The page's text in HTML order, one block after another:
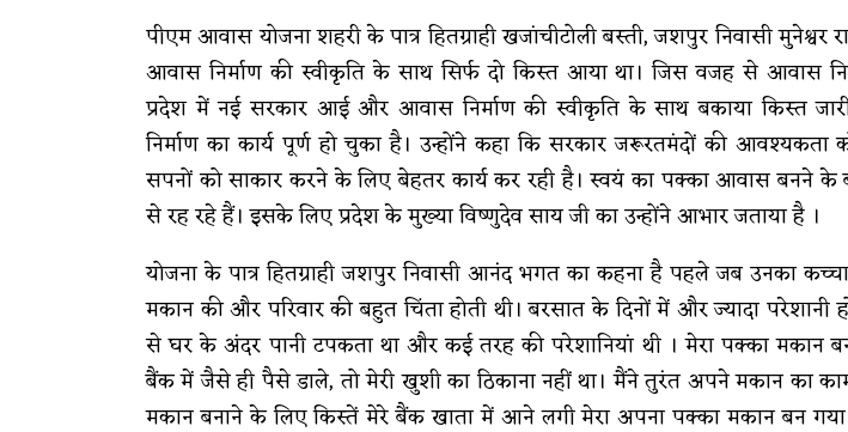
पीएम आवास योजना शहरी के पात्र हितग्राही खजांचीटोली बस्ती, जशपुर निवासी मुनेश्वर
आवास निर्माण की स्वीकृति के साथ सिर्फ दो किस्त आया था। जिस वजह से आवास
प्रदेश में नई सरकार आई और आवास निर्माण की स्वीकृति के साथ बकाया किस्त
निर्माण का कार्य पूर्ण हो चुका है। उन्होंने कहा कि सरकार जरूरतमंदों की
सपनों को साकार करने के लिए बेहतर कार्य कर रही है। स्वयं का पक्का आवास बनने के
से रह रहे हैं। इसके लिए प्रदेश के मुख्या विष्णुदेव साय जी का उन्होंने आभार जताया है ।
योजना के पात्र हितग्राही जशपुर निवासी आनंद भगत का कहना है पहले जब उनका
मकान की और परिवार की बहुत चिंता होती थी। बरसात के दिनों में और ज्यादा परेशानी
से घर के अंदर पानी टपकता था और कई तरह की परेशानियां थी । मेरा पक्का मकान
बैंक में जैसे ही पैसे डाले, तो मेरी खुशी का ठिकाना नहीं था। मैंने तुरंत अपने मकान का
मकान बनाने के लिए किस्तें मेरे बैंक खाता में आने लगी मेरा अपना पक्का मकान बन